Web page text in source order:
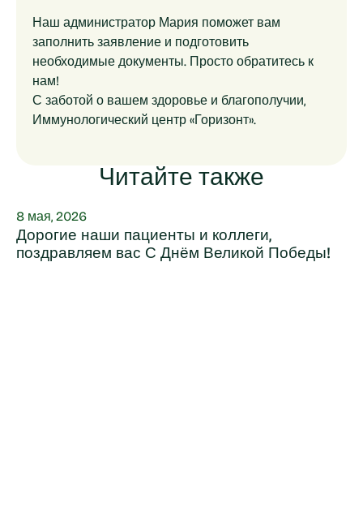
Наш администратор Мария поможет вам
заполнить заявление и подготовить
необходимые документы. Просто обратитесь к
нам!
С заботой о вашем здоровье и благополучии,
Иммунологический центр «Горизонт».
Читайте также
8 мая, 2026
Дорогие наши пациенты и коллеги,
поздравляем вас С Днём Великой Победы!